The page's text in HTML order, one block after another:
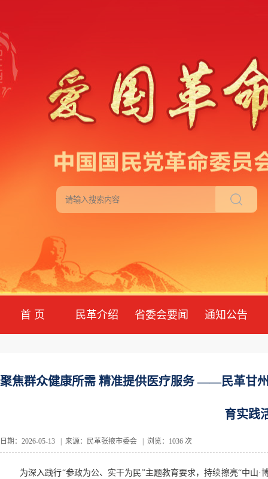
首 页 民革介绍 省委会要闻 通知公告
聚焦群众健康所需 精准提供医疗服务 ——民革甘
育实践
日期：2026-05-13 | 来源：民革张掖市委会 | 浏览：1036 次
为深入践行“参政为公、实干为民”主题教育要求，持续擦亮“中山